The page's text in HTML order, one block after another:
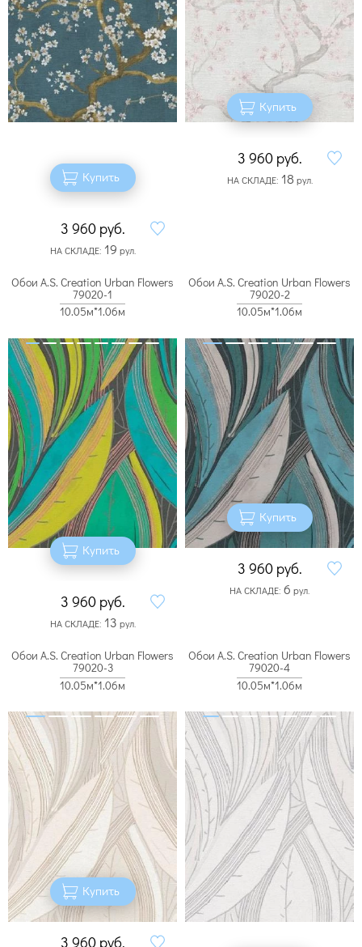
Купить
3 960 руб.
НА СКЛАДЕ: 19 рул.
Купить
3 960 руб.
НА СКЛАДЕ: 18 рул.
Обои A.S. Creation Urban Flowers
79020-1
10.05м*1.06м
Купить
3 960 руб.
НА СКЛАДЕ: 13 рул.
Обои A.S. Creation Urban Flowers
79020-2
10.05м*1.06м
Купить
3 960 руб.
НА СКЛАДЕ: 6 рул.
Обои A.S. Creation Urban Flowers
79020-3
10.05м*1.06м
Купить
3 960 руб.
Обои A.S. Creation Urban Flowers
79020-4
10.05м*1.06м